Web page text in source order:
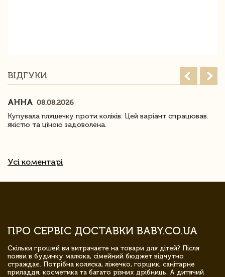
ВІДГУКИ
АННА 08.08.2026
Купувала пляшечку проти коліків. Цей варіант спрацював.
якістю та ціною задоволена.
Усі коментарі
ПРО СЕРВІС ДОСТАВКИ BABY.CO.UA
Скільки грошей ви витрачаєте на товари для дітей? Після
появи в будинку малюка, сімейний бюджет відчутно
страждає. Потрібна коляска, ліжечко, горщик, санітарне
приладдя, косметика та багато різних дрібниць. А дитячий